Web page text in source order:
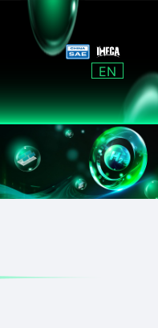
EN